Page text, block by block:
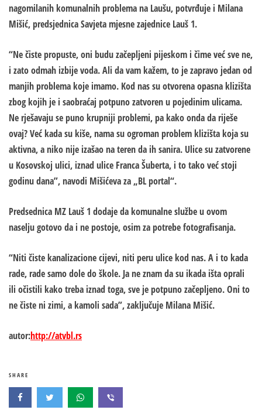
nagomilanih komunalnih problema na Laušu, potvrđuje i Milana
Mišić, predsjednica Savjeta mjesne zajednice Lauš 1.
“Ne čiste propuste, oni budu začepljeni pijeskom i čime već sve ne,
i zato odmah izbije voda. Ali da vam kažem, to je zapravo jedan od
manjih problema koje imamo. Kod nas su otvorena opasna klizišta
zbog kojih je i saobraćaj potpuno zatvoren u pojedinim ulicama.
Ne rješavaju se puno krupniji problemi, pa kako onda da riješe
ovaj? Već kada su kiše, nama su ogroman problem klizišta koja su
aktivna, a niko nije izašao na teren da ih sanira. Ulice su zatvorene
u Kosovskoj ulici, iznad ulice Franca Šuberta, i to tako već stoji
godinu dana”, navodi Mišićeva za „BL portal“.
Predsednica MZ Lauš 1 dodaje da komunalne službe u ovom
naselju gotovo da i ne postoje, osim za potrebe fotografisanja.
“Niti čiste kanalizacione cijevi, niti peru ulice kod nas. A i to kada
rade, rade samo dole do škole. Ja ne znam da su ikada išta oprali
ili očistili kako treba iznad toga, sve je potpuno začepljeno. Oni to
ne čiste ni zimi, a kamoli sada”, zaključuje Milana Mišić.
autor:http://atvbl.rs
SHARE